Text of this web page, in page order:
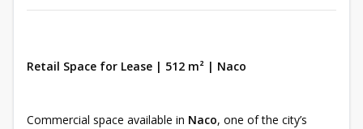
Retail Space for Lease | 512 m² | Naco
Commercial space available in Naco, one of the city’s